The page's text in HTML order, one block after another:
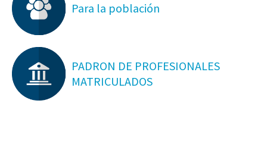
Para la población
PADRON DE PROFESIONALES
MATRICULADOS